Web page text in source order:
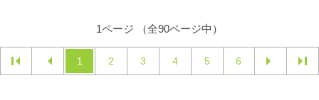
1ページ （全90ページ中）
1 2 3 4 5 6